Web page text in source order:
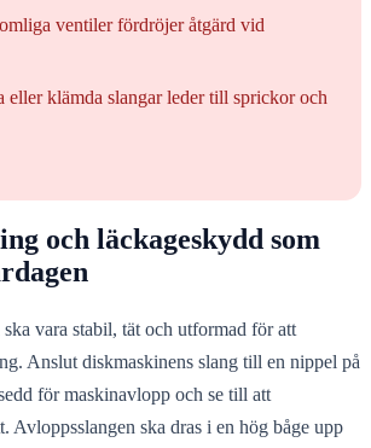
ventiler fördröjer åtgärd vid
eller klämda slangar leder till sprickor och
och läckageskydd som
vara stabil, tät och utformad för att
Anslut diskmaskinens slang till en nippel på
för maskinavlopp och se till att
Avloppsslangen ska dras i en hög båge upp